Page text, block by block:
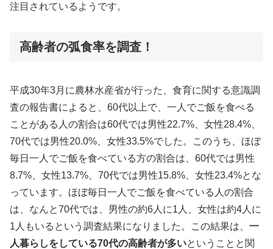
注目されているようです。
高齢者の弧食率を調査！
平成30年3月に農林水産省が行った、食育に関する意識調
査の報告書によると、60代以上で、一人でご飯を食べる
ことがある人の割合は60代では男性22.7%、女性28.4%、
70代では男性20.0%、女性33.5%でした。このうち、ほぼ
毎日一人でご飯を食べている方の割合は、60代では男性
8.7%、女性13.7%、70代では男性15.8%、女性23.4%とな
っています。ほぼ毎日一人でご飯を食べている人の割合
は、なんと70代では、男性の約6人に1人、女性は約4人に
1人もいるという調査結果になりました。この結果は、 一
人暮らしをしている70代の高齢者が多いということと関